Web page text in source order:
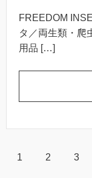
FREEDOM
タ／両生類・爬
用品 […]
1 2 3